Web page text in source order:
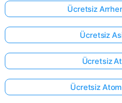
Ücretsiz
Ücretsiz
Ücretsiz
Ücretsiz Atom